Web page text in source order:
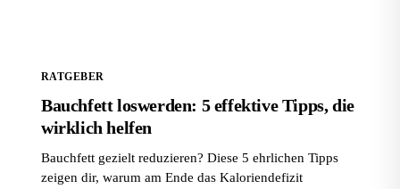
RATGEBER
Bauchfett loswerden: 5 effektive Tipps, die
wirklich helfen
Bauchfett gezielt reduzieren? Diese 5 ehrlichen Tipps
zeigen dir, warum am Ende das Kaloriendefizit